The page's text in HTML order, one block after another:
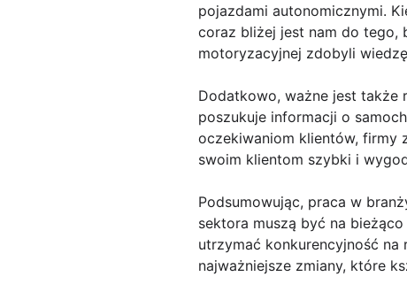
pojazdami autonomicznymi.
coraz bliżej jest nam do tego,
motoryzacyjnej zdobyli
Dodatkowo, ważne jest także
poszukuje informacji o
oczekiwaniom klientów, firmy
swoim klientom szybki i
Podsumowując, praca w
sektora muszą być na
utrzymać konkurencyjność
najważniejsze zmiany, które